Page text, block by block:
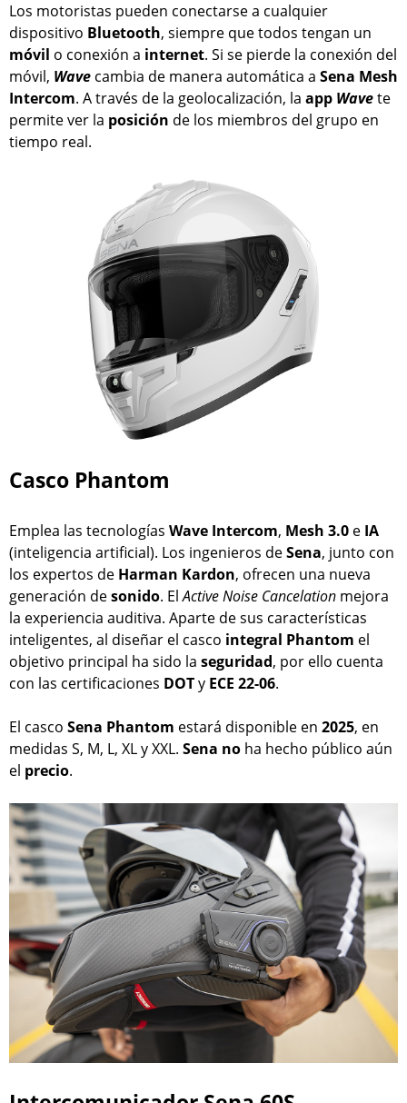
Los motoristas pueden conectarse a cualquier
dispositivo Bluetooth, siempre que todos tengan un
móvil o conexión a internet. Si se pierde la conexión del
móvil, Wave cambia de manera automática a Sena Mesh
Intercom. A través de la geolocalización, la app Wavete
permite ver la posición de los miembros del grupo en
tiempo real.
Casco Phantom
Emplea las tecnologías Wave Intercom, Mesh 3.0 e IA
(inteligencia artificial). Los ingenieros deSena, junto con
los expertos de Harman Kardon, ofrecen una nueva
generación desonido. ElActive Noise Cancelation mejora
la experiencia auditiva. Aparte de sus características
inteligentes, al diseñar el casco integral Phantom el
objetivo principal ha sido la seguridad, por ello cuenta
con las certificaciones DOTy ECE 22-06.
El casco Sena Phantom estará disponible en 2025, en
medidas S, M, L, XL y XXL. Sena no ha hecho público aún
el precio.